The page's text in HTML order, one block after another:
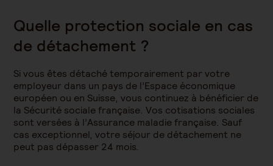
Quelle protection sociale en cas
de détachement ?
Si vous êtes détaché temporairement par votre
employeur dans un pays de l’Espace économique
européen ou en Suisse, vous continuez à bénéficier de
la Sécurité sociale française. Vos cotisations sociales
sont versées à l’Assurance maladie française. Sauf
cas exceptionnel, votre séjour de détachement ne
peut pas dépasser 24 mois.